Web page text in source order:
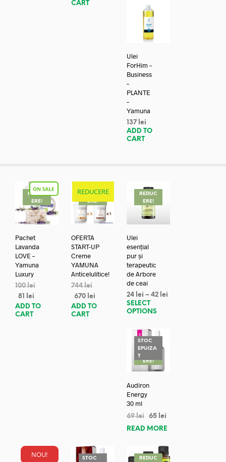
CART
Ulei
ForHim –
Business
–
PLANTE
–
Yamuna
137 lei
ADD TO
CART
REDUC
ERE!
Pachet
Lavanda
LOVE –
Yamuna
Luxury
100lei
81
lei
ADD TO
CART
REDUCERE
REDUC
ERE!
OFERTA
START-UP
Creme
YAMUNA
Anticelulitice!
744lei
670 lei
ADD TO
CART
REDUC
ERE!
Ulei
esențial
pur și
terapeutic
de Arbore
de ceai
24 lei –42 lei
SELECT
OPTIONS
STOC
EPUIZA
TREDUC
ERE!
Audiron
Energy
30 ml
69lei 65 lei
READ MORE
NOU!
REDUC
STOC
REDUC